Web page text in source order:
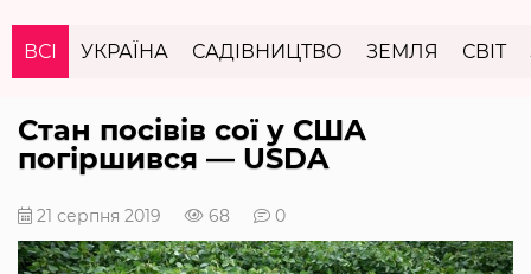
ВСІ УКРАЇНА САДІВНИЦТВО ЗЕМЛЯ СВІТ
Стан посівів сої у США
погіршився — USDA
21 серпня 2019 68 0